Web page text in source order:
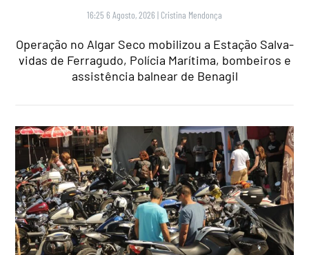
16:25 6 Agosto, 2026 | Cristina Mendonça
Operação no Algar Seco mobilizou a Estação Salva-
vidas de Ferragudo, Polícia Marítima, bombeiros e
assistência balnear de Benagil